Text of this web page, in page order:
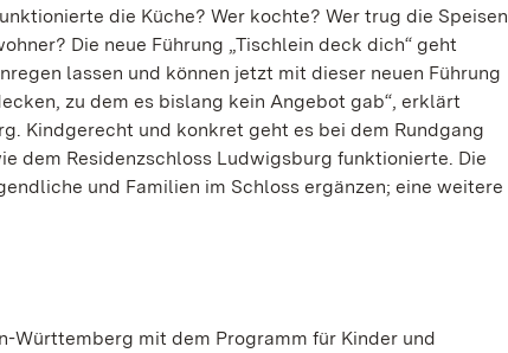
die Küche? Wer kochte? Wer trug die Speisen
Die neue Führung „Tischlein deck dich“ geht
lassen und können jetzt mit dieser neuen Führung
zu dem es bislang kein Angebot gab“, erklärt
Kindgerecht und konkret geht es bei dem Rundgang
dem Residenzschloss Ludwigsburg funktionierte. Die
und Familien im Schloss ergänzen; eine weitere
Württemberg mit dem Programm für Kinder und